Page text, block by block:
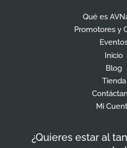
Qué es
Promotores y
Inicio
Blog
Tienda
Mi
¿Quieres estar al